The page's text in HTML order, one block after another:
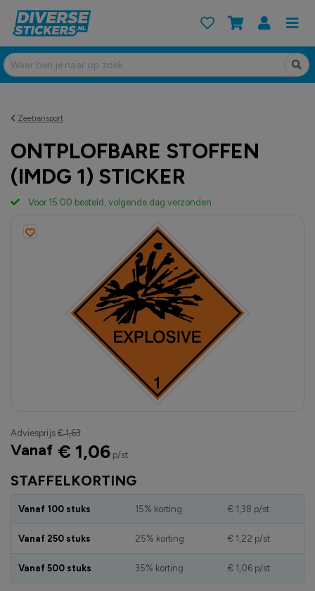
Zeetransport
ONTPLOFBARE STOFFEN
(IMDG 1) STICKER
STAFFELKORTING
Vanaf 100 stuks 15% korting € 1,38 p/st
Vanaf 250 stuks 25% korting € 1,22 p/st
Vanaf 500 stuks 35% korting € 1,06p/st
Adviesprijs € 1,63
Vanaf € 1,06p/st
Voor 15:00 besteld, volgende dag verzonden